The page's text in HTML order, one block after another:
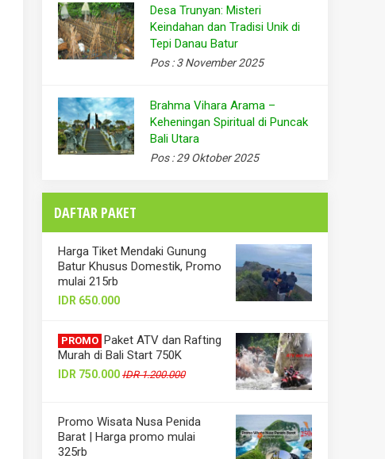
Desa Trunyan: Misteri
Keindahan dan Tradisi Unik di
Tepi Danau Batur
Pos : 3 November 2025
Brahma Vihara Arama –
Keheningan Spiritual di Puncak
Bali Utara
Pos : 29 Oktober 2025
DAFTAR PAKET
Harga Tiket Mendaki Gunung
Batur Khusus Domestik, Promo
mulai 215rb
IDR 650.000
PROMO Paket ATV dan Rafting
Murah di Bali Start 750K
IDR 750.000 IDR 1.200.000
Promo Wisata Nusa Penida
Barat | Harga promo mulai
325rb